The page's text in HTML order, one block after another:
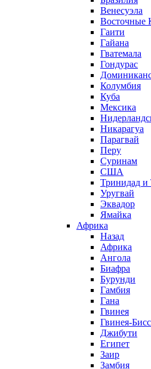
Венесуэла
Восточные
Гаити
Гайана
Гватемала
Гондурас
Колумбия
Куба
Мексика
Никарагуа
Парагвай
Перу
Суринам
США
Тринидад и
Уругвай
Эквадор
Ямайка
Африка
Назад
Африка
Ангола
Биафра
Бурунди
Гамбия
Гана
Гвинея
Гвинея-
Джибути
Египет
Заир
Замбия